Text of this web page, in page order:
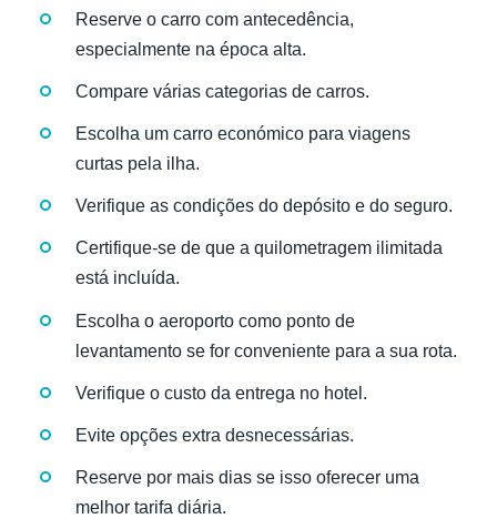
Reserve o carro com antecedência,
especialmente na época alta.
Compare várias categorias de carros.
Escolha um carro económico para viagens
curtas pela ilha.
Verifique as condições do depósito e do seguro.
Certifique-se de que a quilometragem ilimitada
está incluída.
Escolha o aeroporto como ponto de
levantamento se for conveniente para a sua rota.
Verifique o custo da entrega no hotel.
Evite opções extra desnecessárias.
Reserve por mais dias se isso oferecer uma
melhor tarifa diária.